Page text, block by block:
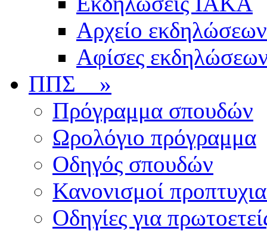
Αρχείο εκδηλώσεων
Αφίσες
ΠΠΣ »
Πρόγραμμα σπουδών
Ωρολόγιο πρόγραμμα
Οδηγός σπουδών
Κανονισμοί
Οδηγίες για